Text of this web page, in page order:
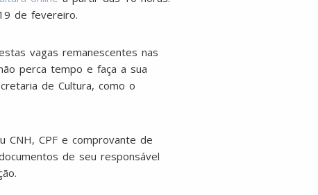
de fevereiro.
vagas remanescentes nas
perca tempo e faça a sua
de Cultura, como o
CNH, CPF e comprovante de
de seu responsável